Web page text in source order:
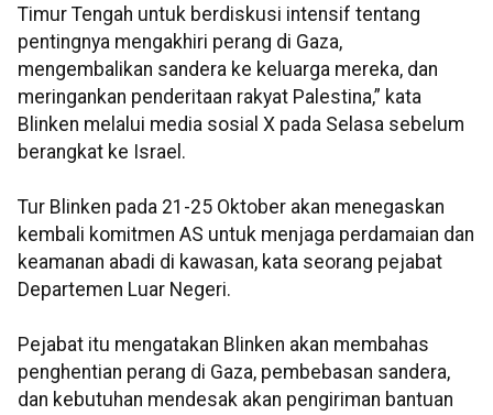
Timur Tengah untuk berdiskusi intensif tentang
pentingnya mengakhiri perang di Gaza,
mengembalikan sandera ke keluarga mereka, dan
meringankan penderitaan rakyat Palestina,” kata
Blinken melalui media sosial X pada Selasa sebelum
berangkat ke Israel.
Tur Blinken pada 21-25 Oktober akan menegaskan
kembali komitmen AS untuk menjaga perdamaian dan
keamanan abadi di kawasan, kata seorang pejabat
Departemen Luar Negeri.
Pejabat itu mengatakan Blinken akan membahas
penghentian perang di Gaza, pembebasan sandera,
dan kebutuhan mendesak akan pengiriman bantuan